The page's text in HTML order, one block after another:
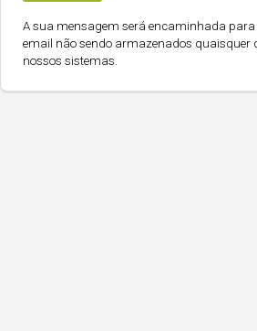
A sua mensagem será encaminhada para
email não sendo armazenados quaisquer
nossos sistemas.